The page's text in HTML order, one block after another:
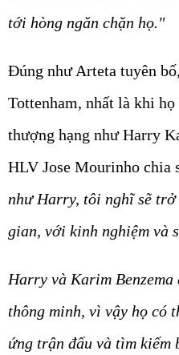
tới hòng ngăn chặn họ."
Đúng như Arteta tuyên
Tottenham, nhất là khi
thượng hạng như Harry
HLV Jose Mourinho chia
như Harry, tôi nghĩ sẽ
gian, với kinh nghiệm và
Harry và Karim
thông minh, vì vậy họ có
ứng trận đấu và tìm kiếm